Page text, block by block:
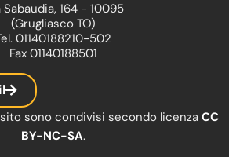
Sabaudia, 164 - 10095
(Grugliasco TO)
01140188210-502
Fax 01140188501
sono condivisi secondo licenzaCC
BY-NC-SA.